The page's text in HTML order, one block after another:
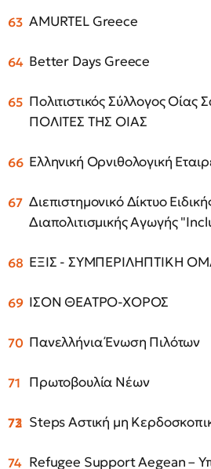
AMURTEL Greece
Better Days Greece
Πολιτιστικός Σύλλογος Οίας
ΠΟΛΙΤΕΣ ΤΗΣ ΟΙΑΣ
Ελληνική Ορνιθολογική
Διεπιστημονικό Δίκτυο
Διαπολιτισμικής Αγωγής
ΕΞΙΣ - ΣΥΜΠΕΡΙΛΗΠΤΙΚΗ
ΙΣΟΝ ΘΕΑΤΡΟ-ΧΟΡΟΣ
Πανελλήνια Ένωση Πιλότων
Πρωτοβουλία Νέων
Steps Αστική μη
Refugee Support Aegean –